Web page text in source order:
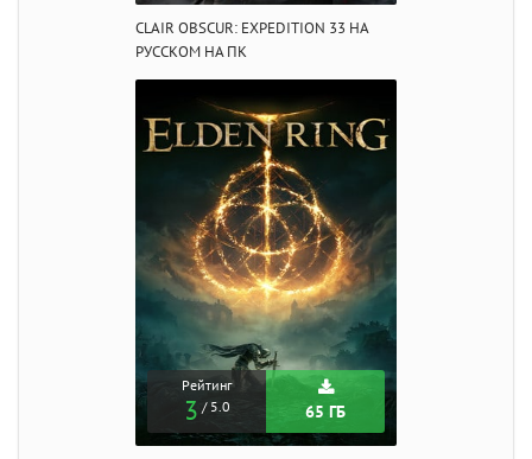
CLAIR OBSCUR: EXPEDITION 33 НА
РУССКОМ НА ПК
Рейтинг
3 / 5.0 65 ГБ